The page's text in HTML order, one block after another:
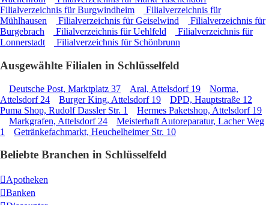
Filialverzeichnis für Burgwindheim
Filialverzeichnis für
Mühlhausen
Filialverzeichnis für Geiselwind
Filialverzeichnis für
Burgebrach
Filialverzeichnis für Uehlfeld
Filialverzeichnis für
Lonnerstadt
Filialverzeichnis für Schönbrunn
Ausgewählte Filialen in Schlüsselfeld
Deutsche Post, Marktplatz 37 Aral, Attelsdorf 19
Norma,
Attelsdorf 24
Burger King, Attelsdorf 19
DPD, Hauptstraße 12
Puma Shop, Rudolf Dassler Str. 1
Hermes Paketshop, Attelsdorf 19
Markgrafen, Attelsdorf 24
Meisterhaft Autoreparatur, Lacher Weg
1
Getränkefachmarkt, Heuchelheimer Str. 10
Beliebte Branchen in Schlüsselfeld
Apotheken
Banken